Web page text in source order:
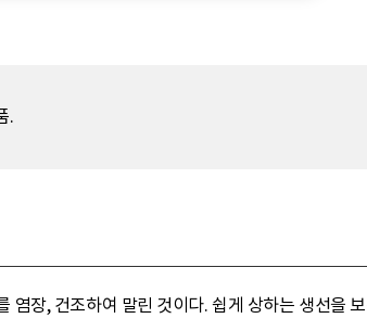
.
염장, 건조하여 말린 것이다. 쉽게 상하는 생선을